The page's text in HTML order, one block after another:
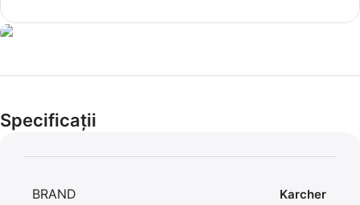
Cel mai mic preț!
56,86 LEI
Specificații
BRAND Karcher